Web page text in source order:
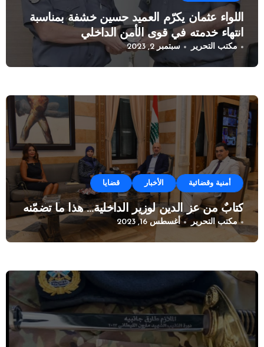
اللواء عثمان يكرّم العميد حسين خشفة بمناسبة
انتهاء خدمته في قوى الأمن الداخلي
مكتب التحرير سبتمبر 2, 2023
أمنية وقضائية الأخبار قضايا
كتابٌ من عز الدين لوزير الداخلية… هذا ما تضمّنه
مكتب التحرير أغسطس 16, 2023